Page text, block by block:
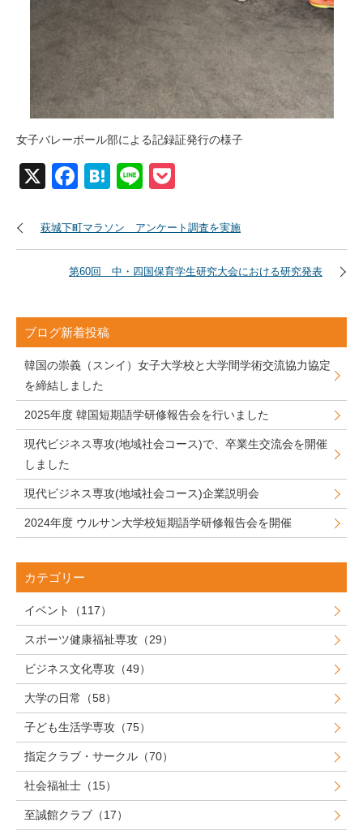
女子バレーボール部による記録証発行の様子
X Facebook
Hatena
Line
萩城下町マラソン アンケート調査を実施
第60回 中・四国保育学生研究大会における研究発表
ブログ新着投稿
韓国の崇義（スンイ）女子大学校と大学間学術交流協力協定
を締結しました
2025年度 韓国短期語学研修報告会を行いました
現代ビジネス専攻(地域社会コース)で、卒業生交流会を開催
しました
現代ビジネス専攻(地域社会コース)企業説明会
2024年度 ウルサン大学校短期語学研修報告会を開催
カテゴリー
イベント（117）
スポーツ健康福祉専攻（29）
ビジネス文化専攻（49）
大学の日常（58）
子ども生活学専攻（75）
指定クラブ・サークル（70）
社会福祉士（15）
至誠館クラブ（17）